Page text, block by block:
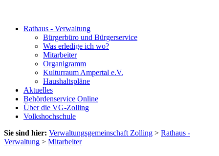
Rathaus - Verwaltung
Bürgerbüro und Bürgerservice
Was erledige ich wo?
Mitarbeiter
Organigramm
Kulturraum Ampertal e.V.
Haushaltspläne
Aktuelles
Behördenservice Online
Über die VG-Zolling
Volkshochschule
Sie sind hier: Verwaltungsgemeinschaft Zolling > Rathaus -
Verwaltung > Mitarbeiter